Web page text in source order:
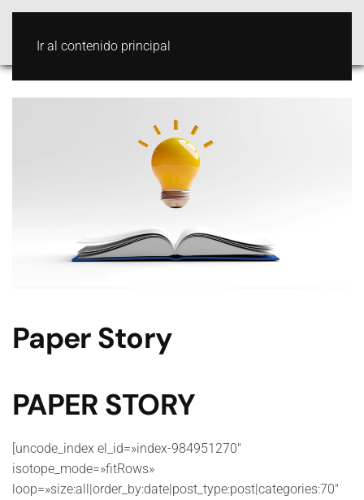
Ir al contenido principal
Paper Story
PAPER STORY
[uncode_index el_id=»index-984951270″
isotope_mode=»fitRows»
loop=»size:all|order_by:date|post_type:post|categories:70″